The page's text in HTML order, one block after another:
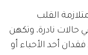
القلب
نادرة، وتكهن
أحد الأحباء أو